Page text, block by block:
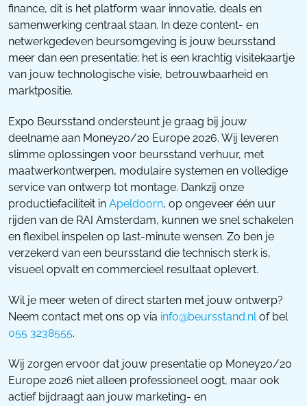
finance, dit is het platform waar innovatie, deals en
samenwerking centraal staan. In deze content- en
netwerkgedeven beursomgeving is jouw beursstand
meer dan een presentatie; het is een krachtig visitekaartje
van jouw technologische visie, betrouwbaarheid en
marktpositie.
Expo Beursstand ondersteunt je graag bij jouw
deelname aan Money20/20 Europe 2026. Wij leveren
slimme oplossingen voor beursstand verhuur, met
maatwerkontwerpen, modulaire systemen en volledige
service van ontwerp tot montage. Dankzij onze
productiefaciliteit in Apeldoorn, op ongeveer één uur
rijden van de RAI Amsterdam, kunnen we snel schakelen
en flexibel inspelen op last-minute wensen. Zo ben je
verzekerd van een beursstand die technisch sterk is,
visueel opvalt en commercieel resultaat oplevert.
Wil je meer weten of direct starten met jouw ontwerp?
Neem contact met ons op via info@beursstand.nlof bel
055 3238555.
Wij zorgen ervoor dat jouw presentatie op Money20/20
Europe 2026 niet alleen professioneel oogt, maar ook
actief bijdraagt aan jouw marketing- en